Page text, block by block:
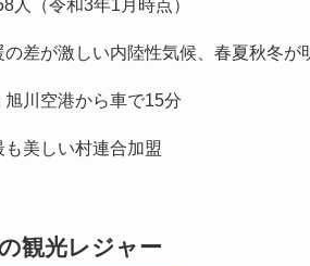
人（令和3年1月時点）
の差が激しい内陸性気候、春夏秋冬が
旭川空港から車で15分
も美しい村連合加盟
観光レジャー